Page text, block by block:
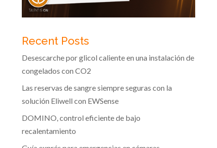
Recent Posts
Desescarche por glicol caliente en una instalación de
congelados con CO2
Las reservas de sangre siempre seguras con la
solución Eliwell con EWSense
DOMINO, control eficiente de bajo
recalentamiento